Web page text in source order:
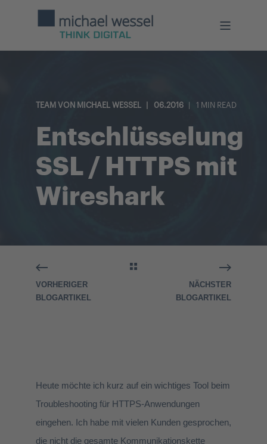
TEAM VON MICHAEL WESSEL 06.2016 1 MIN READ
Entschlüsselung
SSL / HTTPS mit
Wireshark
VORHERIGER
BLOGARTIKEL
NÄCHSTER
BLOGARTIKEL
Heute möchte ich kurz auf ein wichtiges Tool beim
Troubleshooting für HTTPS-Anwendungen
eingehen. Ich habe mit vielen Kunden gesprochen,
die nicht die gesamte Kommunikationskette